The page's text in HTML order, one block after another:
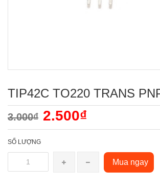
TIP42C TO220 TRANS
3.000₫ 2.500₫
SỐ LƯỢNG
Mua ngay